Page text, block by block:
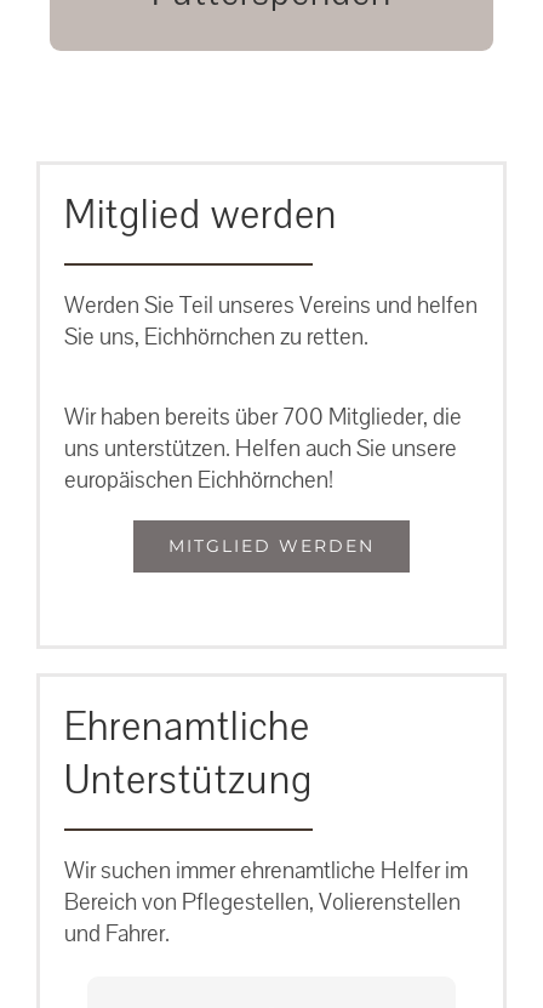
unsere Eichhörnchen.
Mitglied werden
Werden Sie Teil unseres Vereins und helfen
Sie uns, Eichhörnchen zu retten.
Wir haben bereits über 700 Mitglieder, die
uns unterstützen. Helfen auch Sie unsere
europäischen Eichhörnchen!
MITGLIED WERDEN
Ehrenamtliche
Unterstützung
Wir suchen immer ehrenamtliche Helfer im
Bereich von Pflegestellen, Volierenstellen
und Fahrer.